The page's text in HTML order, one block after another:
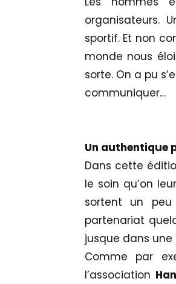
organisateurs.
sportif. Et non
monde nous
sorte. On a pu
communiquer…
Un authentique
Dans cette
le soin qu’on
sortent un peu
partenariat
jusque dans une
Comme par
l’association